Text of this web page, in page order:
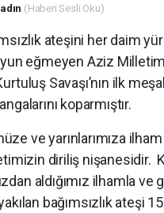
(Haberi Sesli Oku)
ateşini her daim
eğmeyen Aziz
Savaşı’nın ilk
koparmıştır.
ve yarınlarımıza
diriliş nişanesidir.
aldığımız ilhamla ve
bağımsızlık ateşi